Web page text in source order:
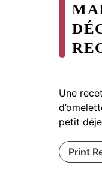
Une
petit
Print